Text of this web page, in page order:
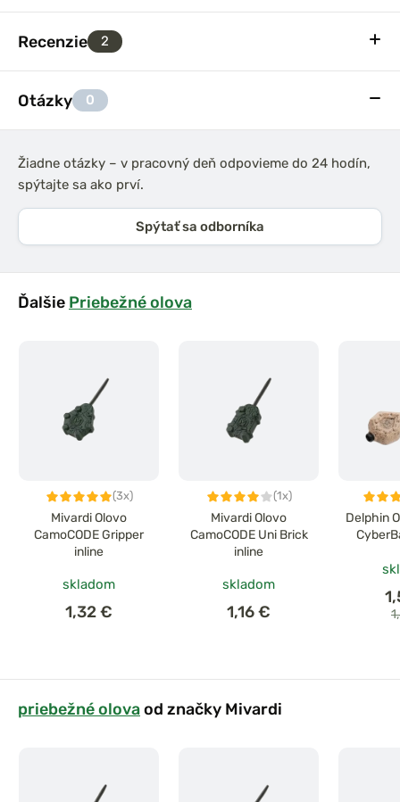
Recenzie 2
Otázky 0
Žiadne otázky – v pracovný deň odpovieme do 24 hodín,
spýtajte sa ako prví.
Spýtať sa odborníka
Ďalšie Priebežné olova
(3x)
Mivardi Olovo
CamoCODE Gripper
inline
skladom
1,32 €
(1x)
Mivardi Olovo
CamoCODE Uni Brick
inline
skladom
1,16 €
Delphin
priebežné olovaod značky Mivardi